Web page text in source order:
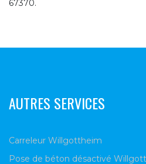
67370.
AUTRES SERVICES
Carreleur Willgottheim
Pose de béton désactivé